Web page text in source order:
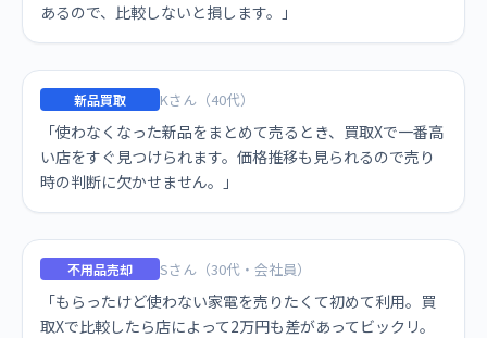
あるので、比較しないと損します。」
新品買取 Kさん（40代）
「使わなくなった新品をまとめて売るとき、買取Xで一番高
い店をすぐ見つけられます。価格推移も見られるので売り
時の判断に欠かせません。」
不用品売却 Sさん（30代・会社員）
「もらったけど使わない家電を売りたくて初めて利用。買
取Xで比較したら店によって2万円も差があってビックリ。